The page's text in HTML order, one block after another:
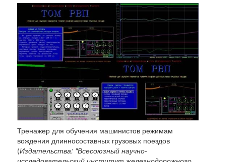
Тренажер для обучения машинистов режимам
вождения длинносоставных грузовых поездов
(Издательства: "Всесоюзный научно-